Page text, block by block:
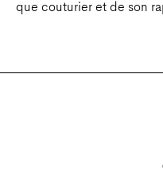
que couturier et de son